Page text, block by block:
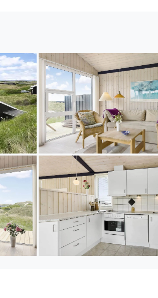
Strand, und das große,
Fahren Sie mit dem Auto
Sie weitere dänische
Attraktionen und